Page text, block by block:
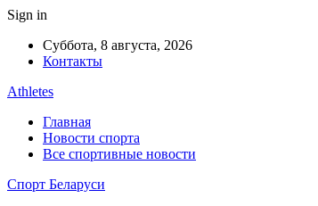
Sign in
Суббота, 8 августа, 2026
Контакты
Athletes
Главная
Новости спорта
Все спортивные новости
Спорт Беларуси